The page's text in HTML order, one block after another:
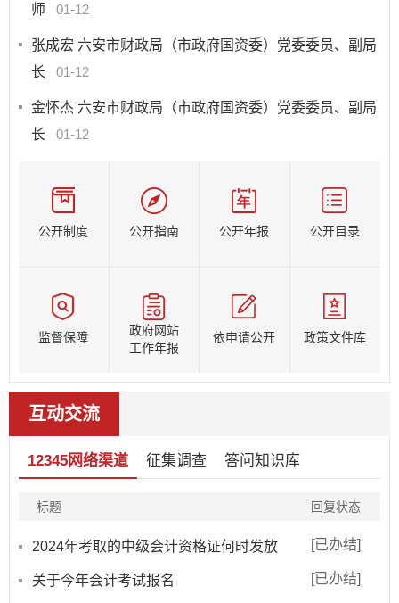
师
01-12
张成宏 六安市财政局（市政府国资委）党委委员、副局
长
01-12
金怀杰 六安市财政局（市政府国资委）党委委员、副局
长
01-12
公开制度 公开指南 公开年报 公开目录
监督保障
政府网站
工作年报
依申请公开 政策文件库
互动交流
12345网络渠道 征集调查 答问知识库
标题 回复状态
2024年考取的中级会计资格证何时发放 [已办结]
关于今年会计考试报名 [已办结]